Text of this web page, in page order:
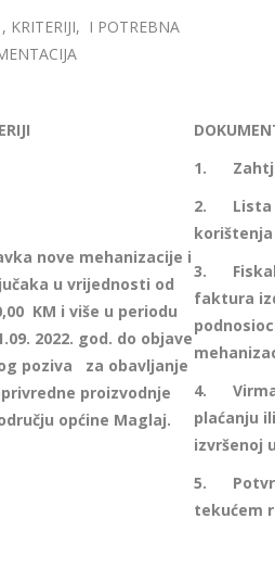
I POTREBNA
nove mehanizacije i
u vrijednosti od
KM i više u periodu
2022. god. do objave
poziva za obavljanje
proizvodnje
općine Maglaj.
1.
2.
korištenja
3.
faktura
4.
plaćanju
izvršenoj
5.
tekućem